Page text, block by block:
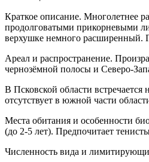
Краткое описание. Многолетнее
продолговатыми прикорневыми
верхушке немного рас­ширенный.
Ареал и распространение.
чернозёмной полосы и Северо-
В Псковской области
отсутствует в южной части
Места обитания и особенности
(до 2-5 лет). Предпочитает
Численность вида и